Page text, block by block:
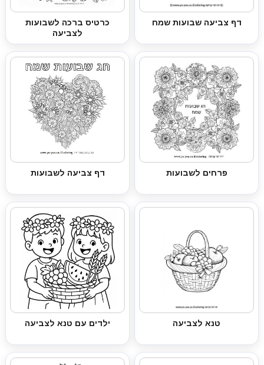
דף צביעה שבועות שמח
כרטיס ברכה לשבועות
לצביעה
פרחים לשבועות דף צביעה לשבועות
טנא לצביעה ילדים עם טנא לצביעה